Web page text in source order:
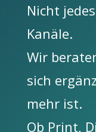
Nicht
Kanäle.
Wir
sich
mehr ist.
Ob Print,